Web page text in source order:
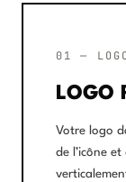
01 —
LOGO
Votre logo
de l’icône